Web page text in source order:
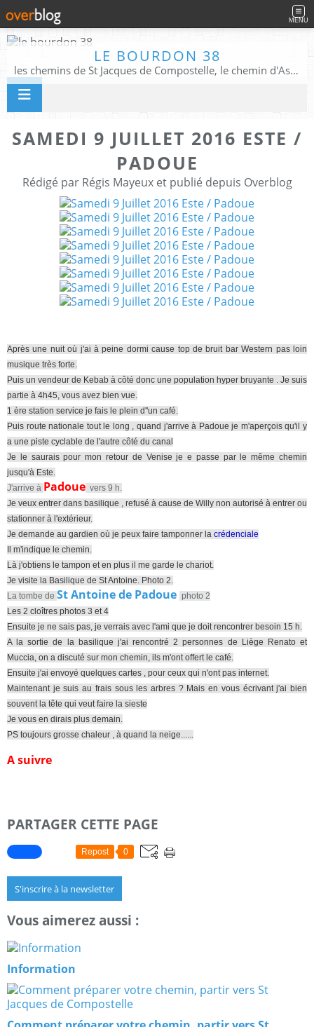
MENU
LE BOURDON 38
les chemins de St Jacques de Compostelle, le chemin d'Assise, La Voie Francigena, et autres chemins ........
SAMEDI 9 JUILLET 2016 ESTE /
PADOUE
Rédigé par Régis Mayeux et publié depuis Overblog
Après une nuit où j'ai à peine dormi cause top de bruit bar Western pas loin
musique très forte.
Puis un vendeur de Kebab à côté donc une population hyper bruyante . Je suis
partie à 4h45, vous avez bien vue.
1 ère station service je fais le plein d''un café.
Puis route nationale tout le long , quand j'arrive à Padoue je m'aperçois qu'il y
a une piste cyclable de l'autre côté du canal
Je le saurais pour mon retour de Venise je e passe par le même chemin
jusqu'à Este.
J'arrive à Padoue vers 9 h.
Je veux entrer dans basilique , refusé à cause de Willy non autorisé à entrer ou
stationner à l'extérieur.
Je demande au gardien où je peux faire tamponner la crédenciale
Il m'indique le chemin.
Là j'obtiens le tampon et en plus il me garde le chariot.
Je visite la Basilique de St Antoine. Photo 2.
La tombe de St Antoine de Padoue photo 2
Les 2 cloîtres photos 3 et 4
Ensuite je ne sais pas, je verrais avec l'ami que je doit rencontrer besoin 15 h.
A la sortie de la basilique j'ai rencontré 2 personnes de Liège Renato et
Muccia, on a discuté sur mon chemin, ils m'ont offert le café.
Ensuite j'ai envoyé quelques cartes , pour ceux qui n'ont pas internet.
Maintenant je suis au frais sous les arbres ? Mais en vous écrivant j'ai bien
souvent la tête qui veut faire la sieste
Je vous en dirais plus demain.
PS toujours grosse chaleur , à quand la neige......
A suivre
PARTAGER CETTE PAGE
Repost 0
S'inscrire à la newsletter
Vous aimerez aussi :
Information